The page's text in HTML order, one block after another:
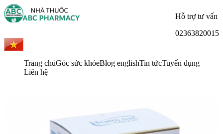
Hỗ trợ tư vấn
02363820015
Trang chủGóc sức khỏeBlog englishTin tứcTuyển dụng
Liên hệ